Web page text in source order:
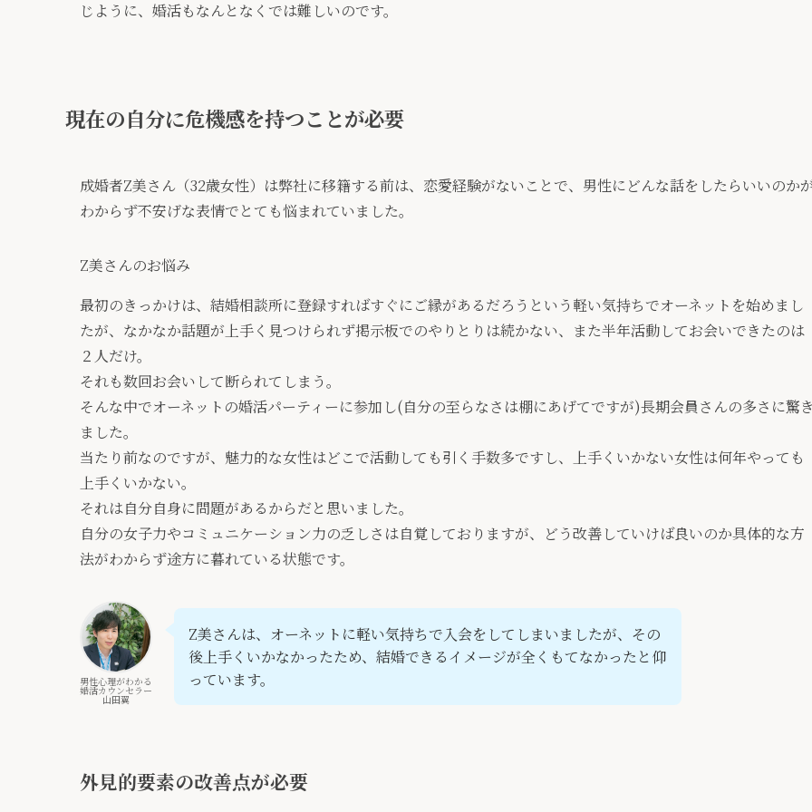
じように、婚活もなんとなくでは難しいのです。
現在の自分に危機感を持つことが必要
成婚者Z美さん（32歳女性）は弊社に移籍する前は、恋愛経験がないことで、男性にどんな話をしたらいいのか
わからず不安げな表情でとても悩まれていました。
Z美さんのお悩み
最初のきっかけは、結婚相談所に登録すればすぐにご縁があるだろうという軽い気持ちでオーネットを始めまし
たが、なかなか話題が上手く見つけられず掲示板でのやりとりは続かない、また半年活動してお会いできたのは
２人だけ。
それも数回お会いして断られてしまう。
そんな中でオーネットの婚活パーティーに参加し(自分の至らなさは棚にあげてですが)長期会員さんの多さに驚
ました。
当たり前なのですが、魅力的な女性はどこで活動しても引く手数多ですし、上手くいかない女性は何年やっても
上手くいかない。
それは自分自身に問題があるからだと思いました。
自分の女子力やコミュニケーション力の乏しさは自覚しておりますが、どう改善していけば良いのか具体的な方
法がわからず途方に暮れている状態です。
男性心理がわかる
婚活カウンセラー
山田翼
Z美さんは、オーネットに軽い気持ちで入会をしてしまいましたが、その
後上手くいかなかったため、結婚できるイメージが全くもてなかったと仰
っています。
外見的要素の改善点が必要